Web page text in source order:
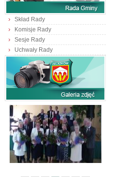
Skład Rady
Komisje Rady
Sesje Rady
Uchwały Rady